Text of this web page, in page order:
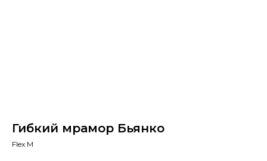
Гибкий мрамор Бьянко
Flex M